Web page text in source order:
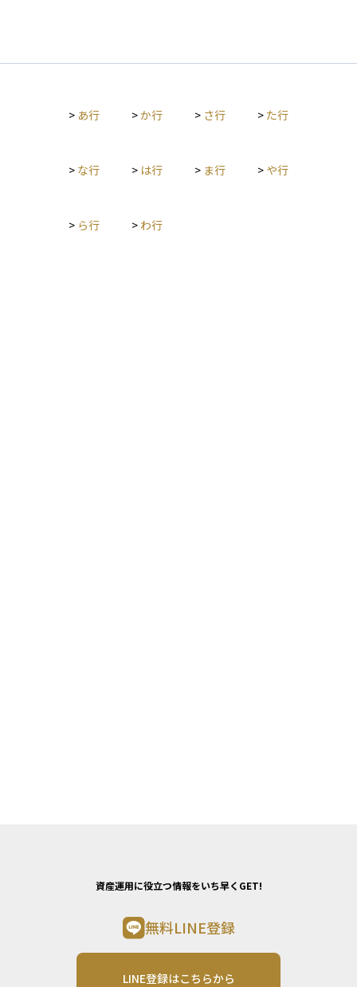
> あ行 >か行 > さ行 > た行
> な行 > は行 > ま行 > や行
> ら行 > わ行
資産運用に役立つ情報をいち早くGET!
無料LINE登録
LINE登録はこちらから